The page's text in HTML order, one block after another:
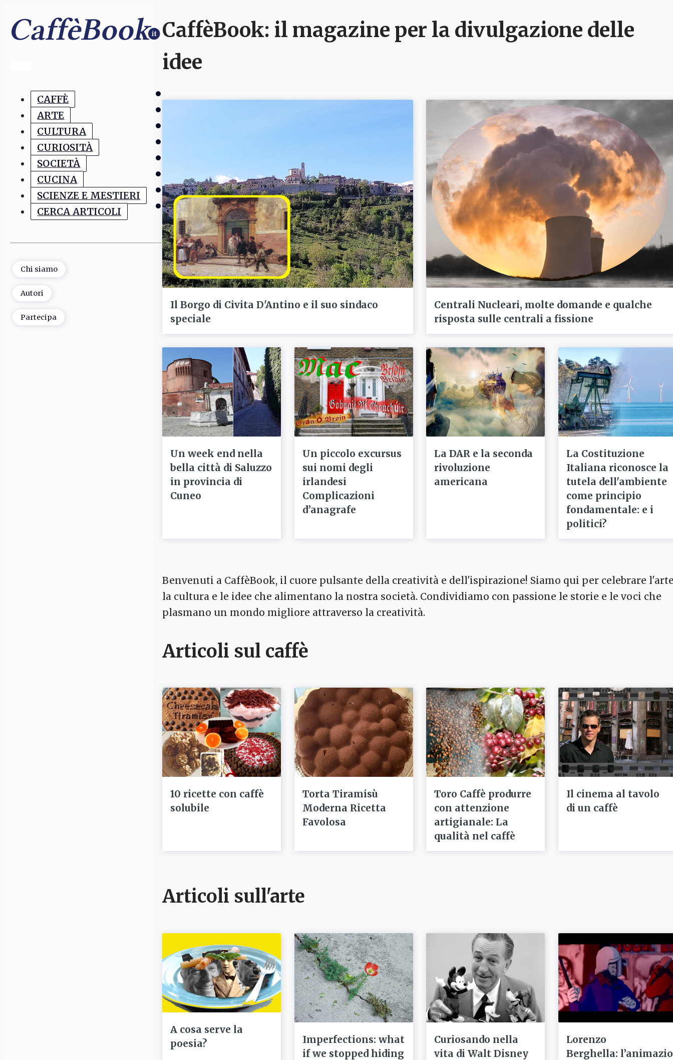
CAFFÈ
ARTE
CULTURA
CURIOSITÀ
SOCIETÀ
CUCINA
SCIENZE E MESTIERI
CERCA ARTICOLI
Chi siamo
Autori
Partecipa
CaffèBook: il magazine per la divulgazione delle
idee
Il Borgo di Civita D'Antino e il suo sindaco
speciale
Centrali Nucleari, molte domande e qualche
risposta sulle centrali a fissione
Un week end nella
bella città di Saluzzo
in provincia di
Cuneo
Un piccolo excursus
sui nomi degli
irlandesi
Complicazioni
d’anagrafe
La DAR e la seconda
rivoluzione
americana
La Costituzione
Italiana riconosce la
tutela dell'ambiente
come principio
fondamentale: e i
politici?
Benvenuti a CaffèBook, il cuore pulsante della creatività e dell'ispirazione! Siamo qui per celebrare
la cultura e le idee che alimentano la nostra società. Condividiamo con passione le storie e le voci che
plasmano un mondo migliore attraverso la creatività.
Articoli sul caffè
10 ricette con caffè
solubile
Torta Tiramisù
Moderna Ricetta
Favolosa
Toro Caffè produrre
con attenzione
artigianale: La
qualità nel caffè
Il cinema al tavolo
di un caffè
Articoli sull'arte
A cosa serve la
poesia?
Imperfections: what
if we stopped hiding
Curiosando nella
vita di Walt Disney
Lorenzo
Berghella: